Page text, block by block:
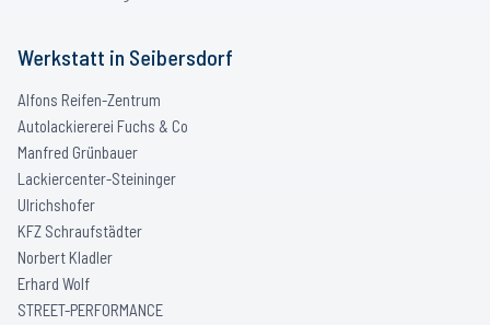
Werkstatt in Seibersdorf
Alfons Reifen-Zentrum
Autolackiererei Fuchs & Co
Manfred Grünbauer
Lackiercenter-Steininger
Ulrichshofer
KFZ Schraufstädter
Norbert Kladler
Erhard Wolf
STREET-PERFORMANCE